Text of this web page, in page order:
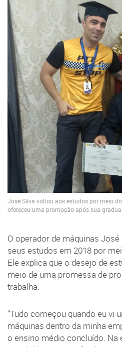
José Silva voltou aos estudos por meio
ofereceu uma promoção após sua
O operador de máquinas
seus estudos em 2018 por
Ele explica que o desejo de
meio de uma promessa de
trabalha.
“Tudo começou quando eu vi
máquinas dentro da minha
o ensino médio concluído. Na